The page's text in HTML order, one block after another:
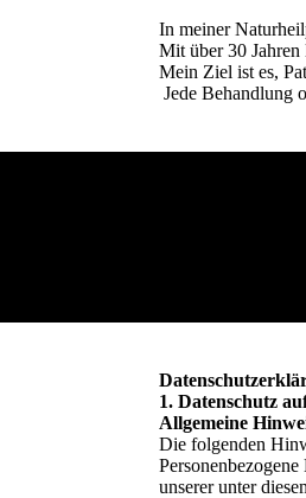
In meiner
Mit über 30
Mein Ziel ist es,
Jede Behandlung
1. Datenschutz
Allgemeine
Die folgenden
unserer unter